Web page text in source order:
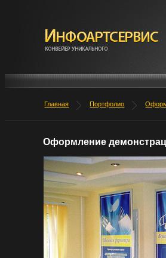
Главная Портфолио
Оформление